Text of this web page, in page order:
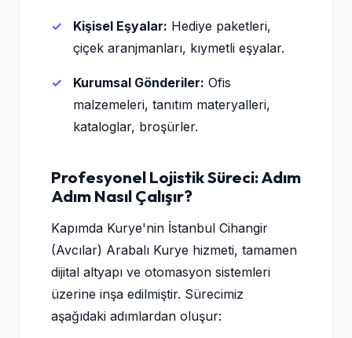
Kişisel Eşyalar: Hediye paketleri,
çiçek aranjmanları, kıymetli eşyalar.
Kurumsal Gönderiler: Ofis
malzemeleri, tanıtım materyalleri,
kataloglar, broşürler.
Profesyonel Lojistik Süreci: Adım
Adım Nasıl Çalışır?
Kapımda Kurye'nin İstanbul Cihangir
(Avcılar) Arabalı Kurye hizmeti, tamamen
dijital altyapı ve otomasyon sistemleri
üzerine inşa edilmiştir. Sürecimiz
aşağıdaki adımlardan oluşur: